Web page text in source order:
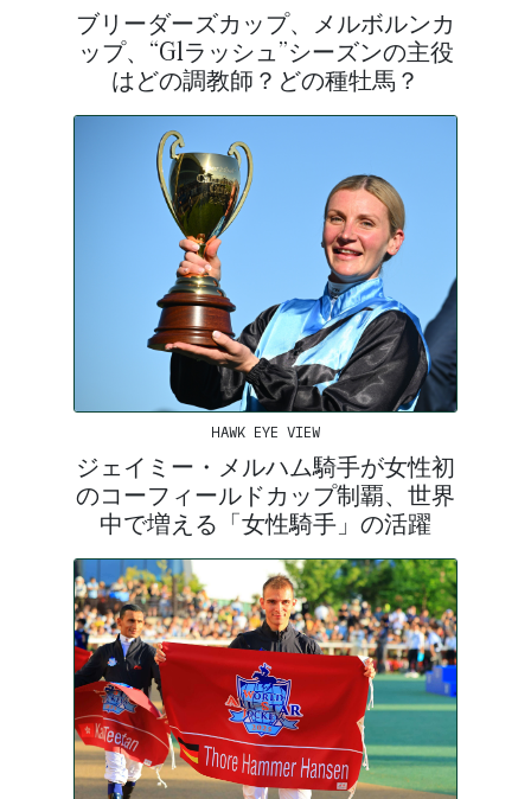
ブリーダーズカップ、メルボルンカ
ップ、“G1ラッシュ”シーズンの主役
はどの調教師？どの種牡馬？
HAWK EYE VIEW
ジェイミー・メルハム騎手が女性初
のコーフィールドカップ制覇、世界
中で増える「女性騎手」の活躍